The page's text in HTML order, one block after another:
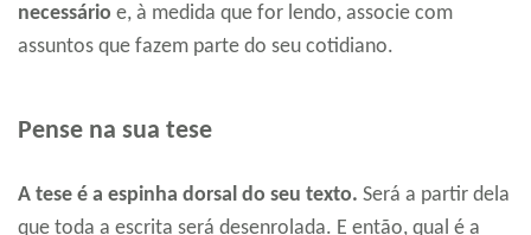
necessário e, à medida que for lendo, associe com
assuntos que fazem parte do seu cotidiano.
Pense na sua tese
A tese é a espinha dorsal do seu texto. Será a partir dela
que toda a escrita será desenrolada. E então, qual é a